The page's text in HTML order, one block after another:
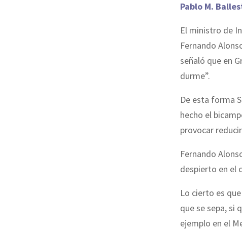
Pablo M.
El ministro de
Fernando
señaló que en
durme”.
De esta forma
hecho el
provocar
Fernando
despierto en el
Lo cierto es
que se sepa, si
ejemplo en el